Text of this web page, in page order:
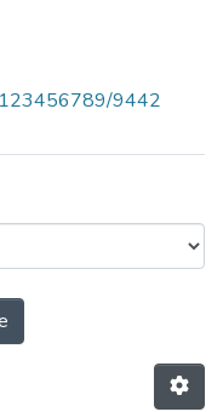
123456789/9442
та